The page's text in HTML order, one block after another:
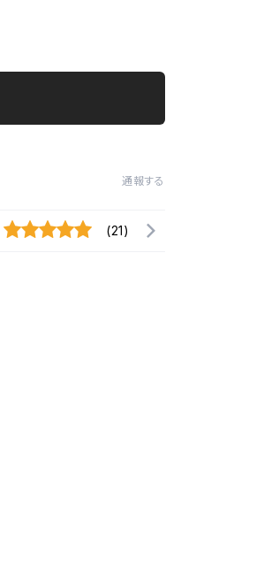
通報する
(21)